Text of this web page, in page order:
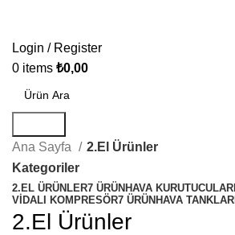
Login / Register
0 items ₺0,00
Ana Sayfa
2.El Ürünler
Kategoriler
2.EL ÜRÜNLER7 ÜRÜN HAVA KURUTUCULARI
VIDALI KOMPRESÖR7 ÜRÜN HAVA TANKLARI
2.El Ürünler